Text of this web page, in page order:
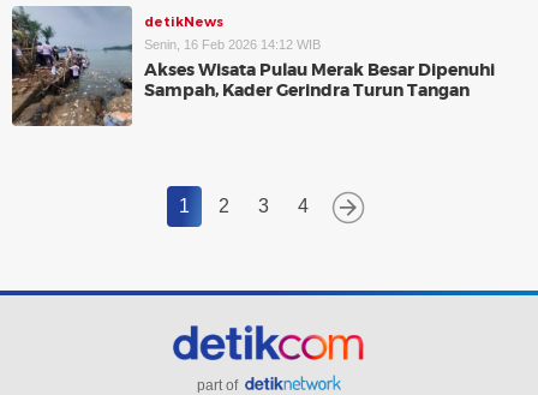
detikNews
Senin, 16 Feb 2026 14:12 WIB
Akses Wisata Pulau Merak Besar Dipenuhi
Sampah, Kader Gerindra Turun Tangan
1 2 3 4
part of